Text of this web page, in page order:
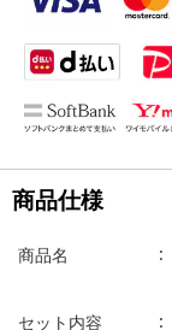
商品仕様
商品名
セット内容